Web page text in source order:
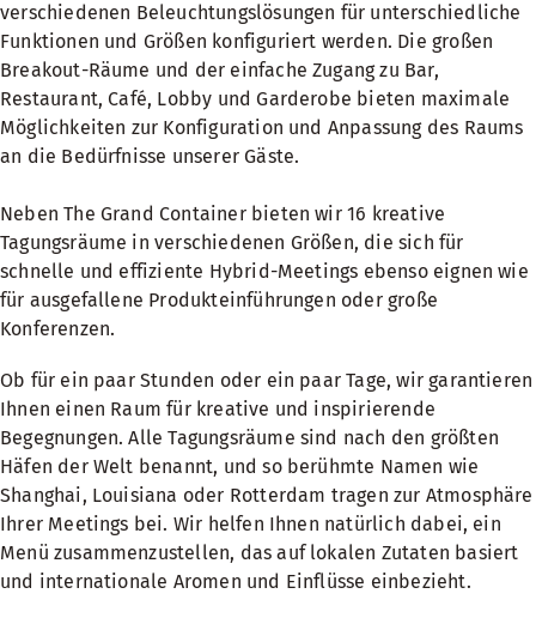
verschiedenen Beleuchtungslösungen für unterschiedliche
Funktionen und Größen konfiguriert werden. Die großen
Breakout-Räume und der einfache Zugang zu Bar,
Restaurant, Café, Lobby und Garderobe bieten maximale
Möglichkeiten zur Konfiguration und Anpassung des Raums
an die Bedürfnisse unserer Gäste.
Neben The Grand Container bieten wir 16 kreative
Tagungsräume in verschiedenen Größen, die sich für
schnelle und effiziente Hybrid-Meetings ebenso eignen wie
für ausgefallene Produkteinführungen oder große
Konferenzen.
Ob für ein paar Stunden oder ein paar Tage, wir garantieren
Ihnen einen Raum für kreative und inspirierende
Begegnungen. Alle Tagungsräume sind nach den größten
Häfen der Welt benannt, und so berühmte Namen wie
Shanghai, Louisiana oder Rotterdam tragen zur Atmosphäre
Ihrer Meetings bei. Wir helfen Ihnen natürlich dabei, ein
Menü zusammenzustellen, das auf lokalen Zutaten basiert
und internationale Aromen und Einflüsse einbezieht.